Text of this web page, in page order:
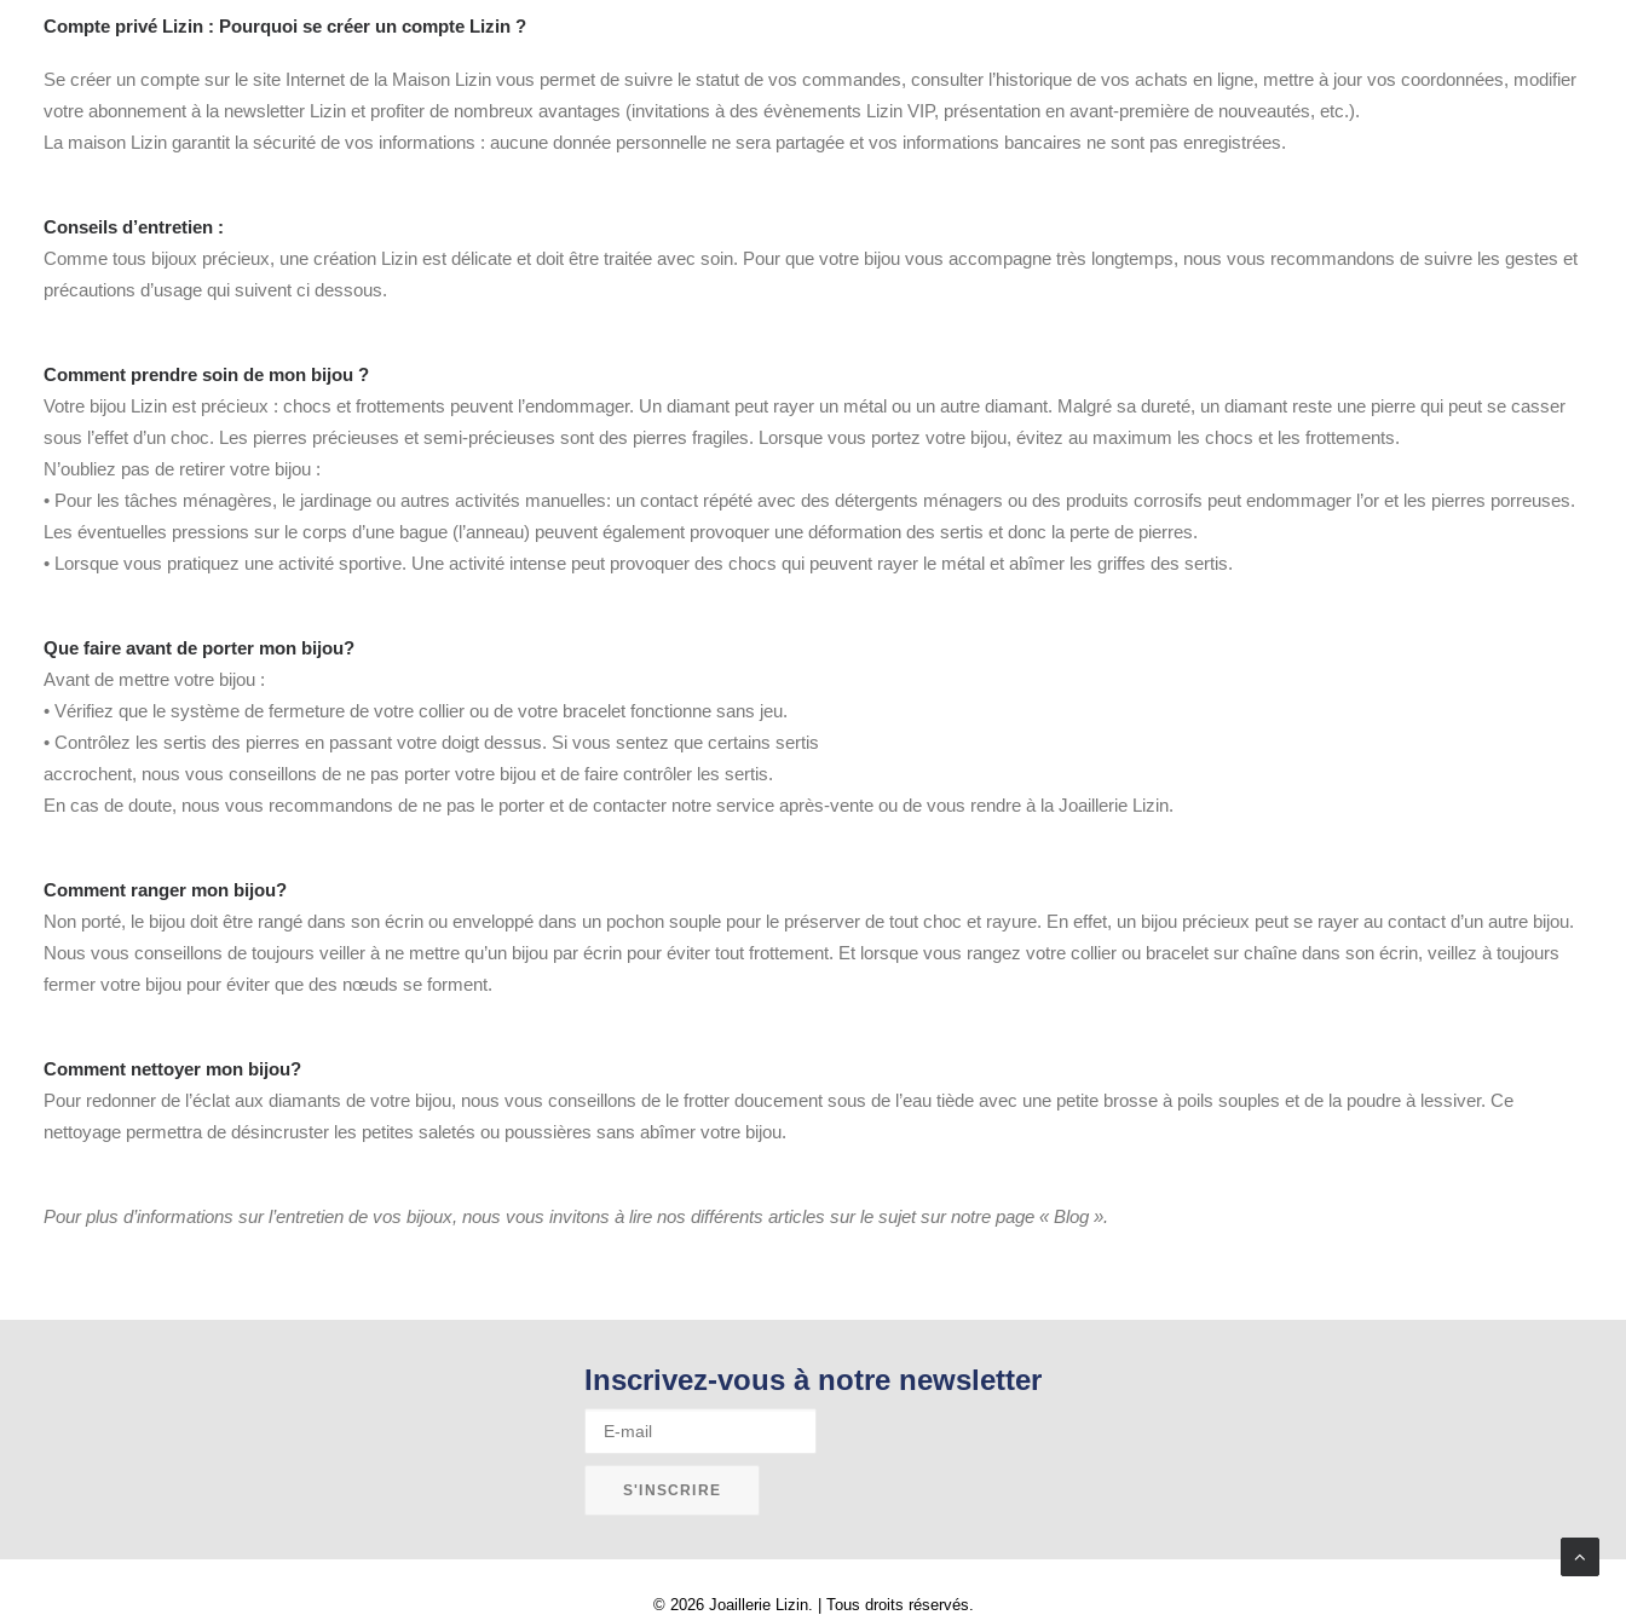
Compte privé Lizin : Pourquoi se créer un compte Lizin ?
Se créer un compte sur le site Internet de la Maison Lizin vous permet de suivre le statut de vos commandes, consulter l’historique de vos achats en ligne, mettre à jour vos coordonnées, modifier
votre abonnement à la newsletter Lizin et profiter de nombreux avantages (invitations à des évènements Lizin VIP, présentation en avant-première de nouveautés, etc.).
La maison Lizin garantit la sécurité de vos informations : aucune donnée personnelle ne sera partagée et vos informations bancaires ne sont pas enregistrées.
Conseils d’entretien :
Comme tous bijoux précieux, une création Lizin est délicate et doit être traitée avec soin. Pour que votre bijou vous accompagne très longtemps, nous vous recommandons de suivre les gestes et
précautions d’usage qui suivent ci dessous.
Comment prendre soin de mon bijou ?
Votre bijou Lizin est précieux : chocs et frottements peuvent l’endommager. Un diamant peut rayer un métal ou un autre diamant. Malgré sa dureté, un diamant reste une pierre qui peut se casser
sous l’effet d’un choc. Les pierres précieuses et semi-précieuses sont des pierres fragiles. Lorsque vous portez votre bijou, évitez au maximum les chocs et les frottements.
N’oubliez pas de retirer votre bijou :
• Pour les tâches ménagères, le jardinage ou autres activités manuelles: un contact répété avec des détergents ménagers ou des produits corrosifs peut endommager l’or et les pierres porreuses.
Les éventuelles pressions sur le corps d’une bague (l’anneau) peuvent également provoquer une déformation des sertis et donc la perte de pierres.
• Lorsque vous pratiquez une activité sportive. Une activité intense peut provoquer des chocs qui peuvent rayer le métal et abîmer les griffes des sertis.
Que faire avant de porter mon bijou?
Avant de mettre votre bijou :
• Vérifiez que le système de fermeture de votre collier ou de votre bracelet fonctionne sans jeu.
• Contrôlez les sertis des pierres en passant votre doigt dessus. Si vous sentez que certains sertis
accrochent, nous vous conseillons de ne pas porter votre bijou et de faire contrôler les sertis.
En cas de doute, nous vous recommandons de ne pas le porter et de contacter notre service après-vente ou de vous rendre à la Joaillerie Lizin.
Comment ranger mon bijou?
Non porté, le bijou doit être rangé dans son écrin ou enveloppé dans un pochon souple pour le préserver de tout choc et rayure. En effet, un bijou précieux peut se rayer au contact d’un autre bijou.
Nous vous conseillons de toujours veiller à ne mettre qu’un bijou par écrin pour éviter tout frottement. Et lorsque vous rangez votre collier ou bracelet sur chaîne dans son écrin, veillez à toujours
fermer votre bijou pour éviter que des nœuds se forment.
Comment nettoyer mon bijou?
Pour redonner de l’éclat aux diamants de votre bijou, nous vous conseillons de le frotter doucement sous de l’eau tiède avec une petite brosse à poils souples et de la poudre à lessiver. Ce
nettoyage permettra de désincruster les petites saletés ou poussières sans abîmer votre bijou.
Pour plus d’informations sur l’entretien de vos bijoux, nous vous invitons à lire nos différents articles sur le sujet sur notre page « Blog ».
Inscrivez-vous à notre newsletter
© 2026 Joaillerie Lizin. | Tous droits réservés.